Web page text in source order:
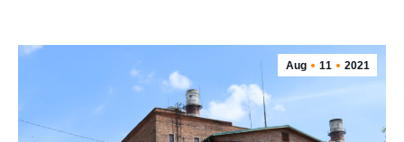
Aug 11 2021